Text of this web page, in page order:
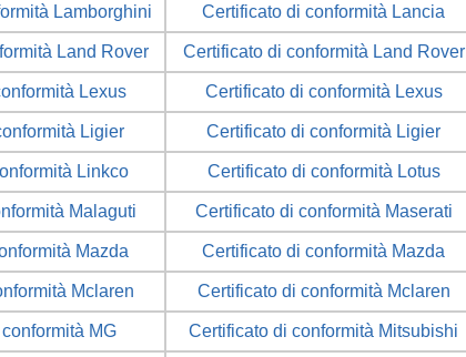
Lamborghini Certificato di conformità Lancia
Land Rover Certificato di conformità Land Rover
Lexus Certificato di conformità Lexus
Ligier Certificato di conformità Ligier
Linkco Certificato di conformità Lotus
Malaguti Certificato di conformità Maserati
Mazda Certificato di conformità Mazda
Mclaren Certificato di conformità Mclaren
MG Certificato di conformità Mitsubishi